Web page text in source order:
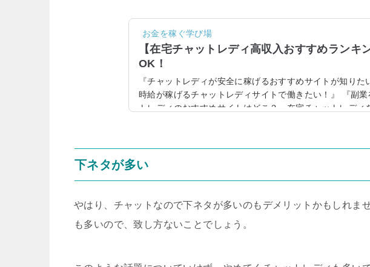
お金を稼ぐ学び場
【在宅チャットレディ高収入おすすめランキ
OK！
『チャットレディが安全に稼げるおすすめサイトが知りた
時給が稼げるチャットレディサイトで働きたい！』 『副業
トレディのおすすめサイトはどこ？』在宅チャットレディ
ンキング！副業在宅チャットレディ向けに、おすすめなチ
が知りたい方も少なくないでしょう。そこで下記では、最
下ネタが多い
やはり、チャットなので下ネタが多いのもデメリットかもしれま
も多いので、致し方ないことでしょう。